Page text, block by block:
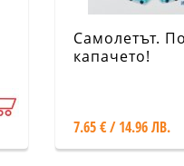
Самолетът.
капачето!
7.65 € / 14.96 ЛВ.